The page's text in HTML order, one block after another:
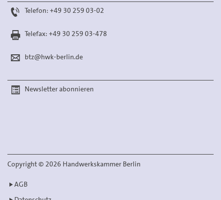
Telefon: +49 30 259 03-02
Telefax: +49 30 259 03-478
btz@hwk-berlin.de
Newsletter abonnieren
Copyright© 2026 Handwerkskammer Berlin
AGB